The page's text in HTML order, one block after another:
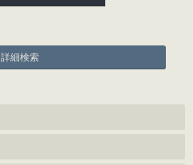
詳細検索